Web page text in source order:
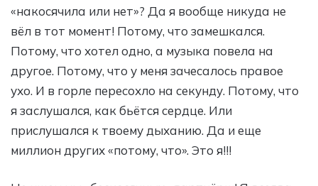
«накосячила или нет»? Да я вообще никуда не
вёл в тот момент! Потому, что замешкался.
Потому, что хотел одно, а музыка повела на
другое. Потому, что у меня зачесалось правое
ухо. И в горле пересохло на секунду. Потому, что
я заслушался, как бьётся сердце. Или
прислушался к твоему дыханию. Да и еще
миллион других «потому, что». Это я!!!